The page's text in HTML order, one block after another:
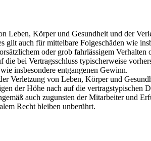
Leben, Körper und Gesundheit und der
gilt auch für mittelbare Folgeschäden wie
oder grob fahrlässigem
bei Vertragsschluss typischerweise
insbesondere entgangenen Gewinn.
Verletzung von Leben, Körper und
der Höhe nach auf die vertragstypischen
auch zugunsten der Mitarbeiter und
Recht bleiben unberührt.